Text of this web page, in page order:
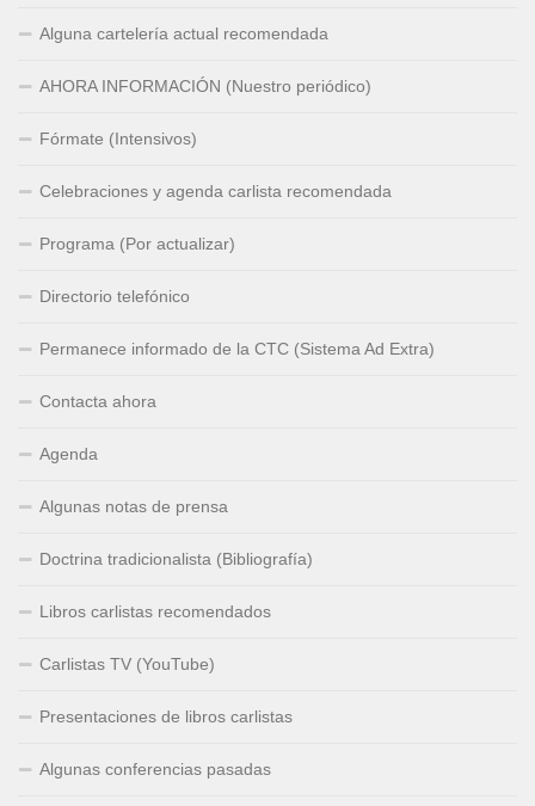
Alguna cartelería actual recomendada
AHORA INFORMACIÓN (Nuestro periódico)
Fórmate (Intensivos)
Celebraciones y agenda carlista recomendada
Programa (Por actualizar)
Directorio telefónico
Permanece informado de la CTC (Sistema Ad Extra)
Contacta ahora
Agenda
Algunas notas de prensa
Doctrina tradicionalista (Bibliografía)
Libros carlistas recomendados
Carlistas TV (YouTube)
Presentaciones de libros carlistas
Algunas conferencias pasadas